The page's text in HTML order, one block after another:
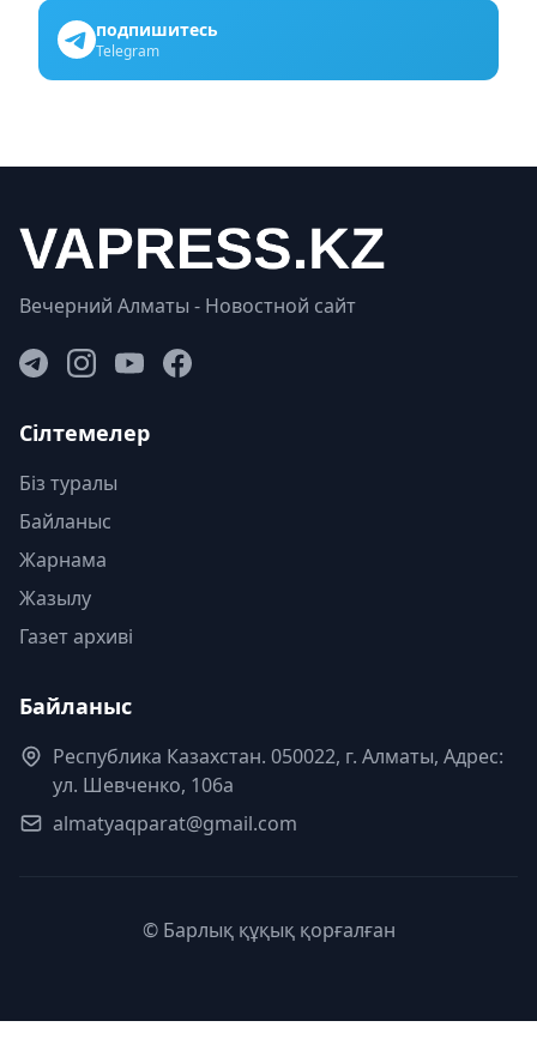
подпишитесь
Telegram
Вечерний Алматы - Новостной сайт
Сілтемелер
Біз туралы
Байланыс
Жарнама
Жазылу
Газет архиві
Байланыс
Республика Казахстан. 050022, г. Алматы, Адрес:
ул. Шевченко, 106а
almatyaqparat@gmail.com
© Барлық құқық қорғалған